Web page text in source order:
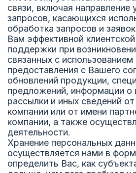
связи, включая направление
запросов, касающихся
обработка запросов и
Вам эффективной
поддержки при
связанных с использованием
предоставления с Вашего
обновлений продукции,
предложений, информации о
рассылки и иных сведений
компании или от имени
компании, а также
деятельности.
Хранение персональных
осуществляется нами в
определить Вас, как